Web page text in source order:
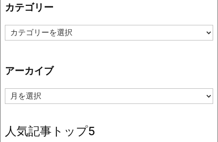
カテゴリー
カ
テ
ー
アーカイブ
ア
ー
ブ
人気記事トップ5